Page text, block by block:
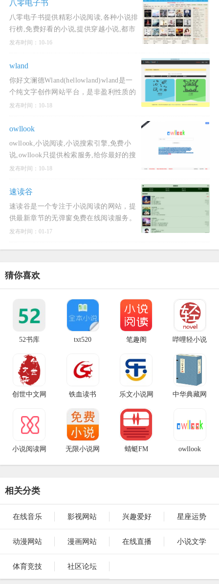
八零电子书
八零电子书提供精彩小说阅读,各种小说排
行榜,免费好看的小说,提供穿越小说,都市
小说,言情小说,玄幻小说,重生小说,网游小
说在线阅读及
发布时间：10-16
wland
你好文澜德Wland(hellowland)wland是一
个纯文字创作网站平台，是非盈利性质的
纯文字内容创作发布平台，专门为作者提
心主旨是让文学创作能
发布时间：10-18
owllook
owllook,小说阅读,小说搜索引擎,免费小
说,owllook只提供检索服务,给你最好的搜
索服务,最清新简洁的阅读体验,无广告,页
打不开某书源,
发布时间：10-18
速读谷
速读谷是一个专注于小说阅读的网站，提
供最新章节的无弹窗免费在线阅读服务。
该网站以清爽干净的界面和无不良弹窗的
发布时间：01-17
猜你喜欢
52书库 txt520 笔趣阁 哔哩轻小说
创世中文网 铁血读书 乐文小说网 中华典藏网
小说阅读网 无限小说网 蜻蜓FM owllook
相关分类
在线音乐 影视网站 兴趣爱好 星座运势
动漫网站 漫画网站 在线直播 小说文学
体育竞技 社区论坛